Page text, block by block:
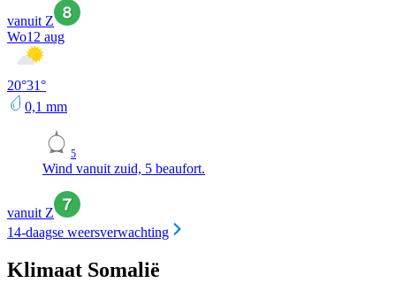
vanuit Z
Wo12 aug
20°31°
0,1 mm
5
Wind vanuit zuid, 5 beaufort.
vanuit Z
14-daagse weersverwachting
Klimaat Somalië